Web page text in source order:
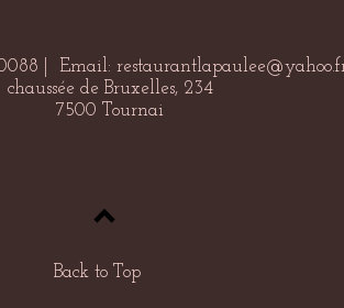
| Email:
chaussée de Bruxelles, 234
7500 Tournai
Back to Top